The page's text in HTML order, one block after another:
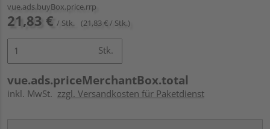
vue.ads.buyBox.price.rrp
21,83 € / Stk. (21,83 € / Stk.)
Stk.
vue.ads.priceMerchantBox.total
inkl. MwSt. zzgl. Versandkosten für Paketdienst